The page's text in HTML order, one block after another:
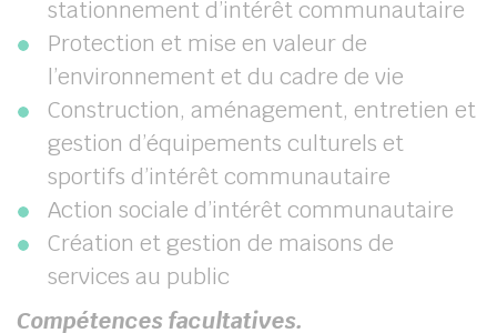
stationnement d’intérêt communautaire
Protection et mise en valeur de
l’environnement et du cadre de vie
Construction, aménagement, entretien et
gestion d’équipements culturels et
sportifs d’intérêt communautaire
Action sociale d’intérêt communautaire
Création et gestion de maisons de
services au public
Compétences facultatives.